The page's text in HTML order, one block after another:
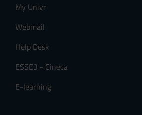
My Univr
Webmail
Help Desk
ESSE3 - Cineca
E-learning